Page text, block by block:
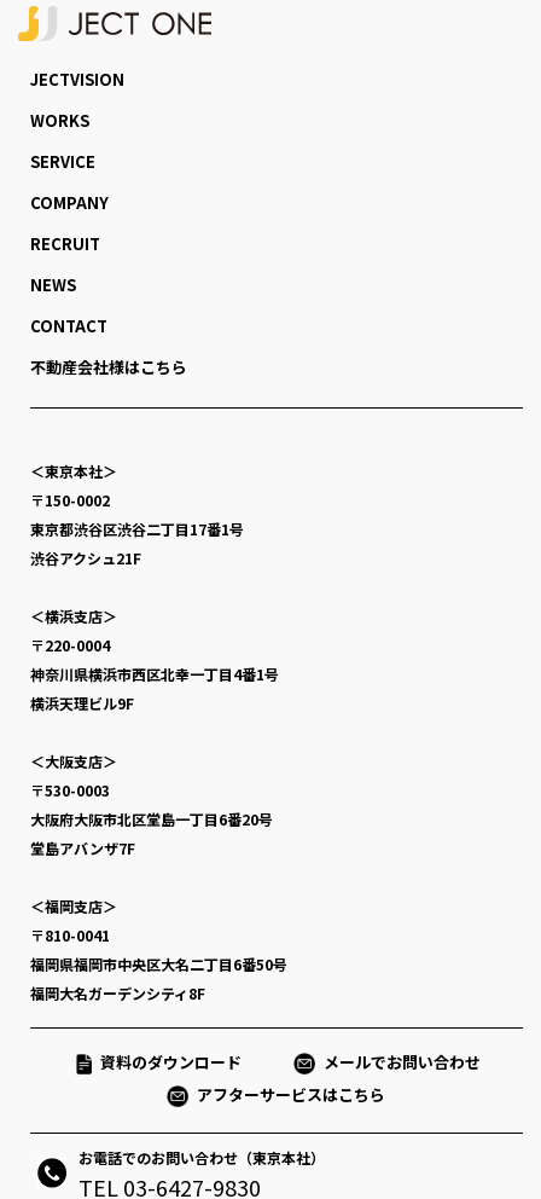
JECTVISION
WORKS
SERVICE
COMPANY
RECRUIT
NEWS
CONTACT
不動産会社様はこちら
＜東京本社＞
〒150-0002
東京都渋谷区渋谷二丁目17番1号
渋谷アクシュ21F
＜横浜支店＞
〒220-0004
神奈川県横浜市西区北幸一丁目4番1号
横浜天理ビル9F
＜大阪支店＞
〒530-0003
大阪府大阪市北区堂島一丁目6番20号
堂島アバンザ7F
＜福岡支店＞
〒810-0041
福岡県福岡市中央区大名二丁目6番50号
福岡大名ガーデンシティ8F
資料のダウンロード
メールでお問い合わせ
アフターサービスはこちら
お電話でのお問い合わせ（東京本社）
TEL 03-6427-9830